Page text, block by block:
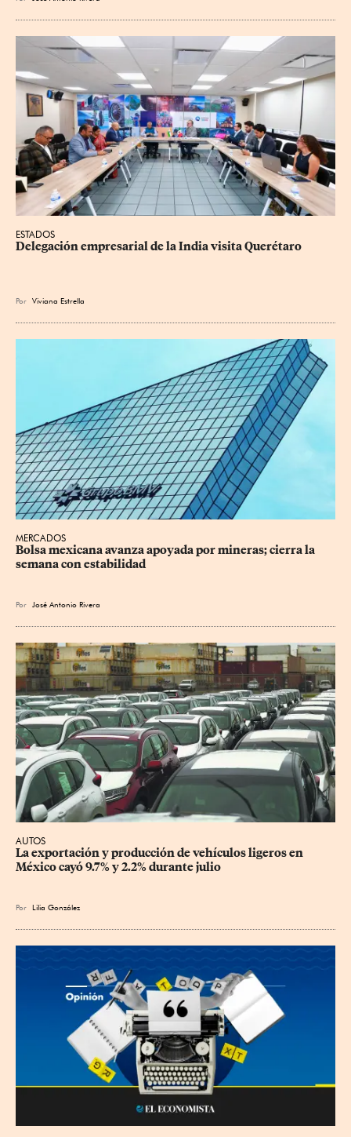
ESTADOS
Delegación empresarial de la India visita Querétaro
Por Viviana Estrella
MERCADOS
Bolsa mexicana avanza apoyada por mineras; cierra la
semana con estabilidad
Por José Antonio Rivera
AUTOS
La exportación y producción de vehículos ligeros en
México cayó 9.7% y 2.2% durante julio
Por Lilia González